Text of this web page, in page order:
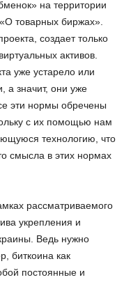
на территории
товарных биржах».
создает только
активов.
уже устарело или
а значит, они уже
эти нормы обречены
с их помощью нам
технологию, что
смысла в этих нормах
рассматриваемого
укрепления и
Ведь нужно
биткоина как
постоянные и